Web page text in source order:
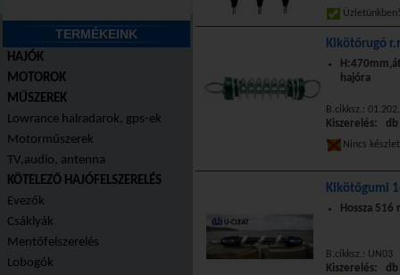
TERMÉKEINK
HAJÓK
MOTOROK
MŰSZEREK
Lowrance halradarok, gps-ek
Motorműszerek
TV,audio, antenna
KÖTELEZŐ HAJÓFELSZERELÉS
Evezők
Csáklyák
Mentőfelszerelés
Lobogók
Kikötőrugó
hajóra
B.cikksz.:
Kiszerelés: db
Nincs
Kikötőgumi
Hossza 516
B.cikksz.: UN03
Kiszerelés: db